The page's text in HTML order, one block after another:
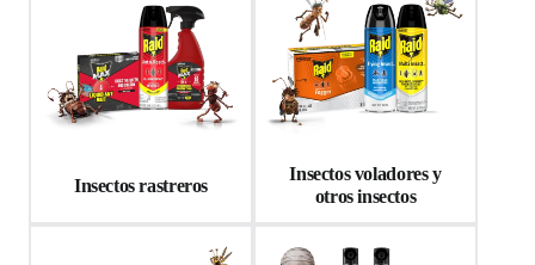
Insectos rastreros
Insectos voladores y
otros insectos